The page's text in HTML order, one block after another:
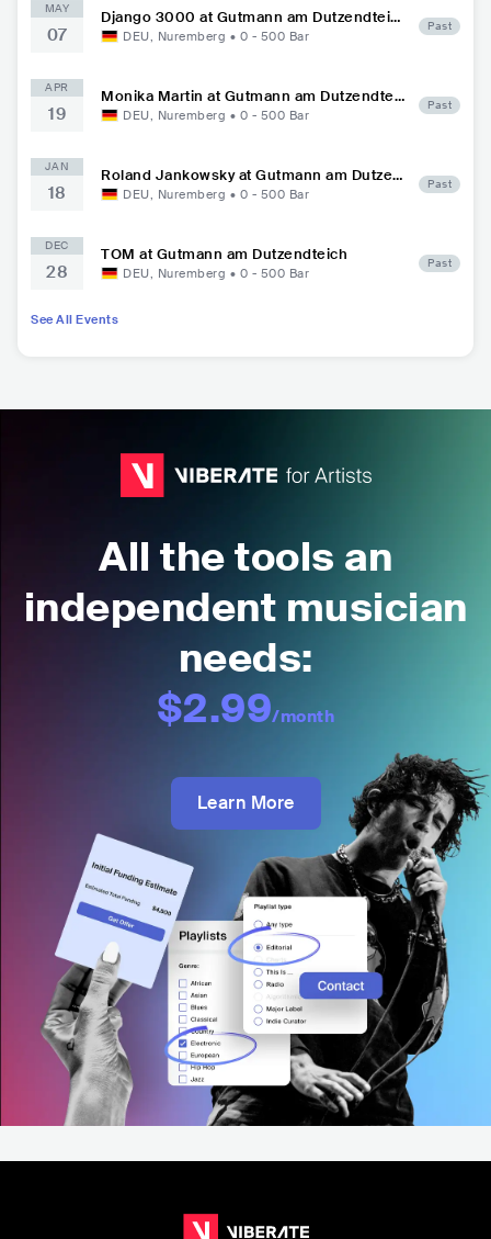
MAY
07
Django 3000 at Gutmann am Dutzendteic
h
DEU, Nuremberg • 0 - 500 Bar
Past
APR
19
Monika Martin at Gutmann am Dutzendtei
ch DEU, Nuremberg • 0 - 500 Bar
Past
JAN
18
Roland Jankowsky at Gutmann am Dutzen
dteich
DEU, Nuremberg • 0 - 500 Bar
Past
DEC
28
TOM at Gutmann am Dutzendteich
DEU, Nuremberg • 0 - 500 Bar
Past
See All Events
All the tools an
independent musician
needs:
$2.99/month
Learn More